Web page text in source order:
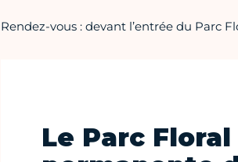
Rendez-vous : devant l’entrée du Parc